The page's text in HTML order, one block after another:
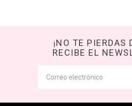
¡NO TE PIERDAS
RECIBE EL